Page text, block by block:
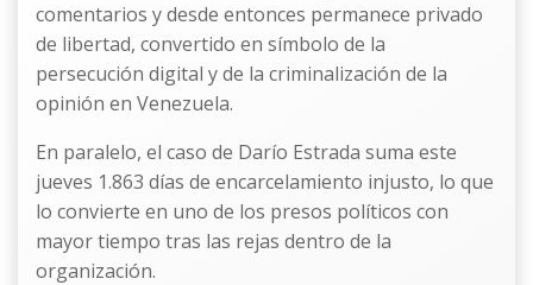
comentarios y desde entonces permanece privado
de libertad, convertido en símbolo de la
persecución digital y de la criminalización de la
opinión en Venezuela.
En paralelo, el caso de Darío Estrada suma este
jueves 1.863 días de encarcelamiento injusto, lo que
lo convierte en uno de los presos políticos con
mayor tiempo tras las rejas dentro de la
organización.